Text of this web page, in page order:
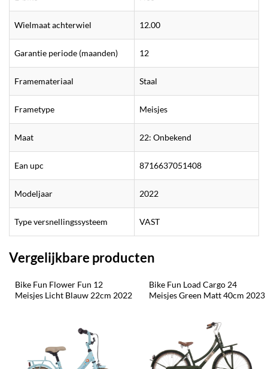
Wielmaat achterwiel 12.00
Garantie periode (maanden) 12
Framemateriaal Staal
Frametype Meisjes
Maat 22: Onbekend
Ean upc 8716637051408
Modeljaar 2022
Type versnellingssysteem VAST
Vergelijkbare producten
Bike Fun Flower Fun 12
Meisjes Licht Blauw 22cm 2022
Bike Fun Load Cargo 24
Meisjes Green Matt 40cm 2023